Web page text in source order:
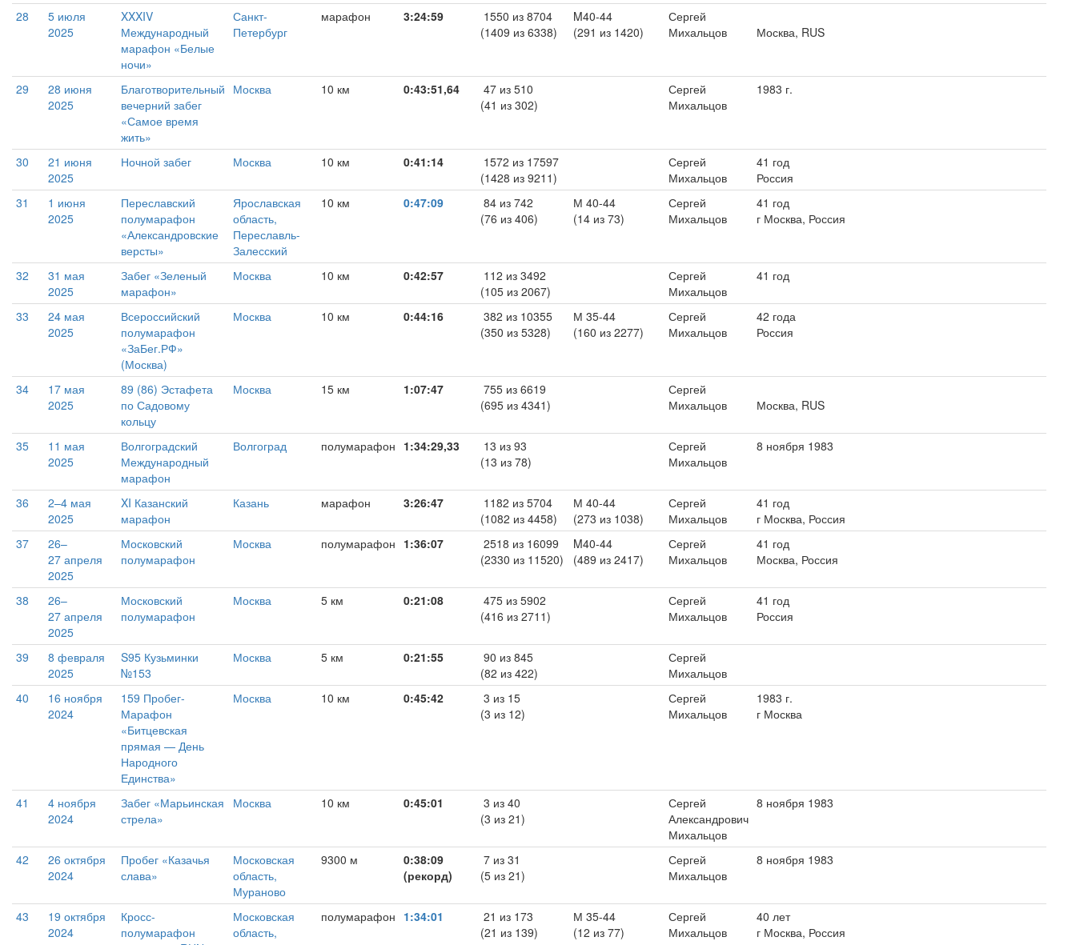
28
5 июля
2025
XXXIV
Международный
марафон «Белые
ночи»
Санкт-
Петербург
марафон 3:24:59
1550 из 8704
(1409 из 6338)
M40-44
(291 из 1420)
Сергей
Михальцов
Москва, RUS
29
28 июня
2025
Благотворительный
вечерний забег
«Самое время
жить»
Москва 10 км 0:43:51,64
47 из 510
(41 из 302)
Сергей
Михальцов
1983 г.
30
21 июня
2025
Ночной забег Москва 10 км 0:41:14
1572 из 17597
(1428 из 9211)
Сергей
Михальцов
41 год
Россия
31
1 июня
2025
Переславский
полумарафон
«Александровские
версты»
Ярославская
область,
Переславль-
Залесский
10 км 0:47:09
84 из 742
(76 из 406)
М 40-44
(14 из 73)
Сергей
Михальцов
41 год
г Москва, Россия
32
31 мая
2025
Забег «Зеленый
марафон»
Москва 10 км 0:42:57
112 из 3492
(105 из 2067)
Сергей
Михальцов
41 год
33
24 мая
2025
Всероссийский
полумарафон
«ЗаБег.РФ»
(Москва)
Москва 10 км 0:44:16
382 из 10355
(350 из 5328)
М 35-44
(160 из 2277)
Сергей
Михальцов
42 года
Россия
34
17 мая
2025
89 (86) Эстафета
по Садовому
кольцу
Москва 15 км 1:07:47
755 из 6619
(695 из 4341)
Сергей
Михальцов
Москва, RUS
35
11 мая
2025
Волгоградский
Международный
марафон
Волгоград полумарафон 1:34:29,33
13 из 93
(13 из 78)
Сергей
Михальцов
8 ноября 1983
36
2–4 мая
2025
XI Казанский
марафон
Казань марафон 3:26:47
1182 из 5704
(1082 из 4458)
М 40-44
(273 из 1038)
Сергей
Михальцов
41 год
г Москва, Россия
37
26–
27 апреля
2025
Московский
полумарафон
Москва полумарафон 1:36:07
2518 из 16099
(2330 из 11520)
M40-44
(489 из 2417)
Сергей
Михальцов
41 год
Москва, Россия
38
26–
27 апреля
2025
Московский
полумарафон
Москва 5 км 0:21:08
475 из 5902
(416 из 2711)
Сергей
Михальцов
41 год
Россия
39
8 февраля
2025
S95 Кузьминки
№153
Москва 5 км 0:21:55
90 из 845
(82 из 422)
Сергей
Михальцов
40
16 ноября
2024
159 Пробег-
Марафон
«Битцевская
прямая — День
Народного
Единства»
Москва 10 км 0:45:42
3 из 15
(3 из 12)
Сергей
Михальцов
1983 г.
г Москва
41
4 ноября
2024
Забег «Марьинская
стрела»
Москва 10 км 0:45:01
3 из 40
(3 из 21)
Сергей
Александрович
Михальцов
8 ноября 1983
42
26 октября
2024
Пробег «Казачья
слава»
Московская
область,
Мураново
9300 м
0:38:09
(рекорд)
7 из 31
(5 из 21)
Сергей
Михальцов
8 ноября 1983
43
19 октября
2024
Кросс-
полумарафон
Московская
область,
полумарафон 1:34:01
21 из 173
(21 из 139)
М 35-44
(12 из 77)
Сергей
Михальцов
40 лет
г Москва, Россия